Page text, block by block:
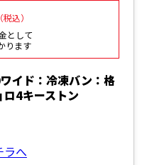
（税込）
として
ります
イド：冷凍バン：格
4キーストン
へ